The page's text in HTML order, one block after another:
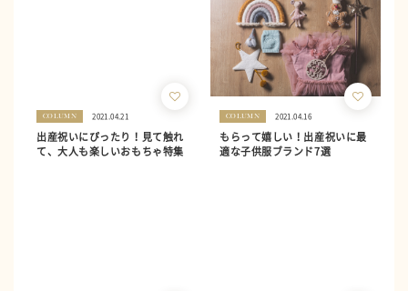
COLUMN 2021.04.21
出産祝いにぴったり！見て触れ
て、大人も楽しいおもちゃ特集
COLUMN 2021.04.16
もらって嬉しい！出産祝いに最
適な子供服ブランド7選